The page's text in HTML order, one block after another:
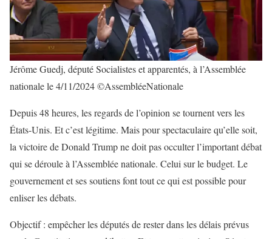
Jérôme Guedj, député Socialistes et apparentés, à l’Assemblée
nationale le 4/11/2024 ©AssembléeNationale
Depuis 48 heures, les regards de l’opinion se tournent vers les
États-Unis. Et c’est légitime. Mais pour spectaculaire qu’elle soit,
la victoire de Donald Trump ne doit pas occulter l’important débat
qui se déroule à l’Assemblée nationale. Celui sur le budget. Le
gouvernement et ses soutiens font tout ce qui est possible pour
enliser les débats.
Objectif : empêcher les députés de rester dans les délais prévus